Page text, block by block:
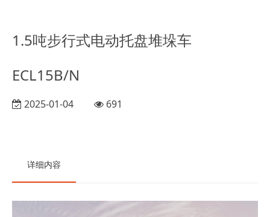
1.5吨步行式电动托盘堆垛车
ECL15B/N
2025-01-04 691
详细内容